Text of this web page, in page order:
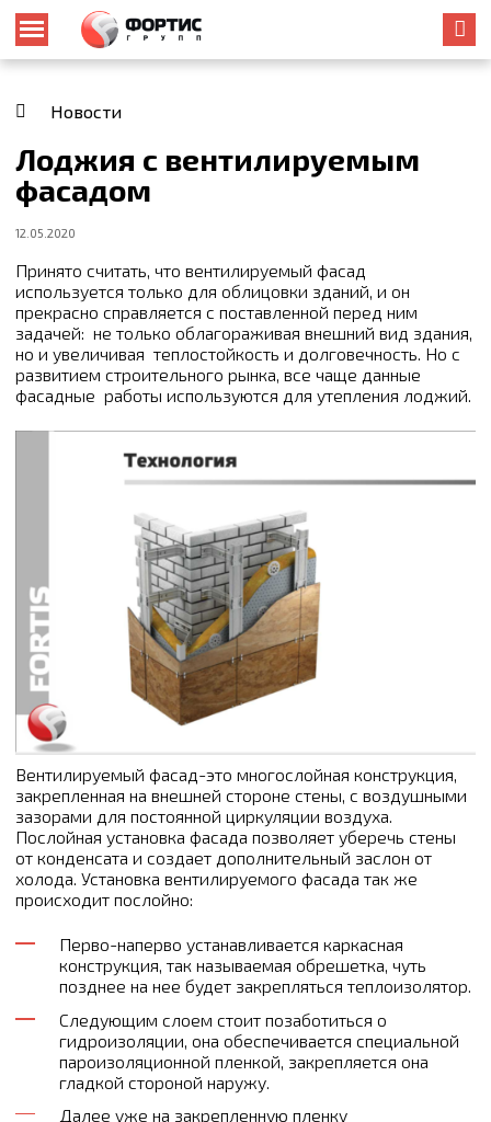
Новости
Лоджия с вентилируемым
фасадом
12.05.2020
Принято считать, что вентилируемый фасад
используется только для облицовки зданий, и он
прекрасно справляется с поставленной перед ним
задачей: не только облагораживая внешний вид здания,
но и увеличивая теплостойкость и долговечность. Но с
развитием строительного рынка, все чаще данные
фасадные работы используются для утепления лоджий.
Вентилируемый фасад-это многослойная конструкция,
закрепленная на внешней стороне стены, с воздушными
зазорами для постоянной циркуляции воздуха.
Послойная установка фасада позволяет уберечь стены
от конденсата и создает дополнительный заслон от
холода. Установка вентилируемого фасада так же
происходит послойно:
Перво-наперво устанавливается каркасная
конструкция, так называемая обрешетка, чуть
позднее на нее будет закрепляться теплоизолятор.
Следующим слоем стоит позаботиться о
гидроизоляции, она обеспечивается специальной
пароизоляционной пленкой, закрепляется она
гладкой стороной наружу.
Далее уже на закрепленную пленку